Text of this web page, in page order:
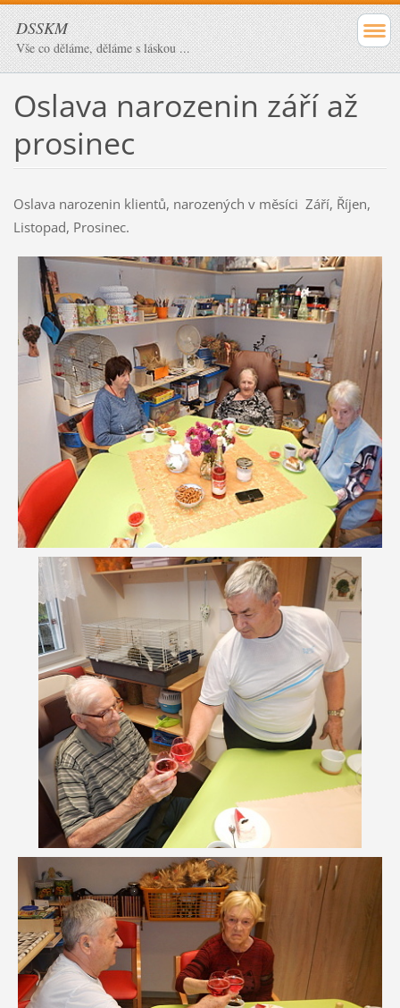
DSSKM
Vše co děláme, děláme s láskou ...
Oslava narozenin září až
prosinec
Oslava narozenin klientů, narozených v měsíci Září, Říjen,
Listopad, Prosinec.